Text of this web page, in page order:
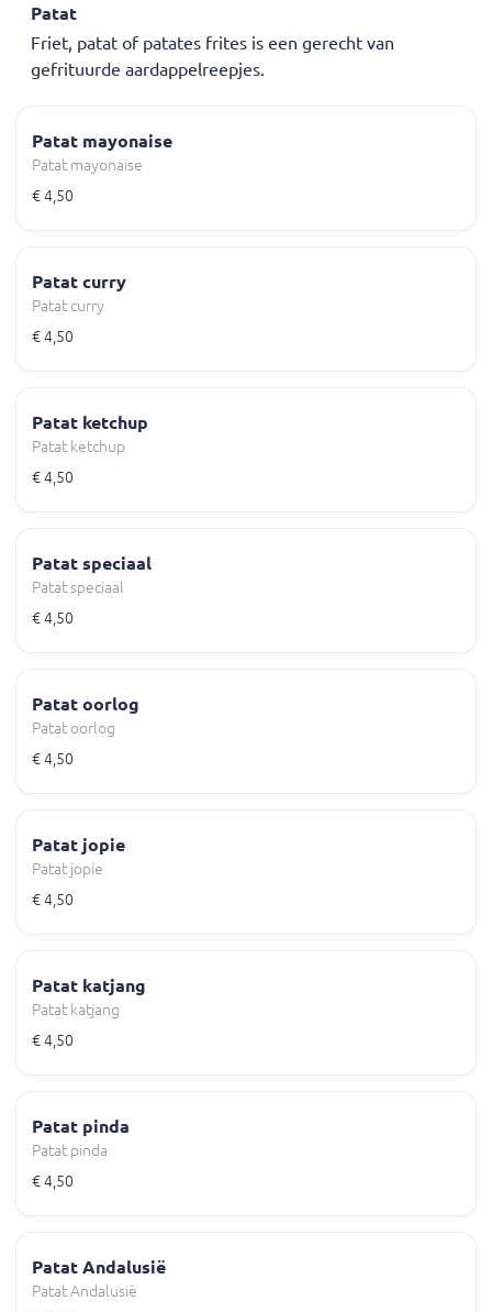
Patat
Friet, patat of patates frites is een gerecht van
gefrituurde aardappelreepjes.
Patat mayonaise
Patat mayonaise
€ 4,50
Patat curry
Patat curry
€ 4,50
Patat ketchup
Patat ketchup
€ 4,50
Patat speciaal
Patat speciaal
€ 4,50
Patat oorlog
Patat oorlog
€ 4,50
Patat jopie
Patat jopie
€ 4,50
Patat katjang
Patat katjang
€ 4,50
Patat pinda
Patat pinda
€ 4,50
Patat Andalusië
Patat Andalusië